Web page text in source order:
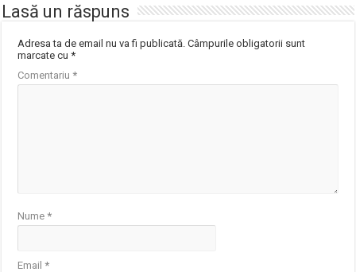
Lasă un răspuns
Adresa ta de email nu va fi publicată. Câmpurile obligatorii sunt
marcate cu*
Comentariu*
Nume*
Email*